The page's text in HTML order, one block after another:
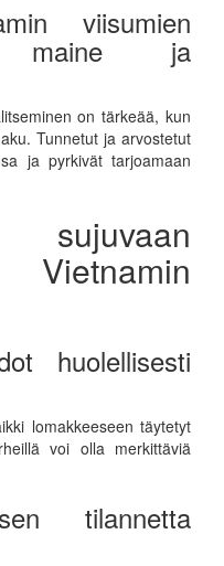
viisumien
maine ja
on tärkeää, kun
Tunnetut ja arvostetut
ja pyrkivät tarjoamaan
huolellisesti
lomakkeeseen täytetyt
voi olla merkittäviä
tilannetta